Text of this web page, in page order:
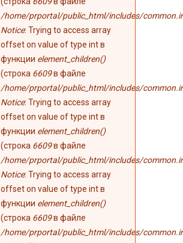
/home/prportal/public_html/includes/
Notice: Trying to access array
offset on value of type int в
функции element_children()
(строка 6609в файле
/home/prportal/public_html/includes/
Notice: Trying to access array
offset on value of type int в
функции element_children()
(строка 6609в файле
/home/prportal/public_html/includes/
Notice: Trying to access array
offset on value of type int в
функции element_children()
(строка 6609в файле
/home/prportal/public_html/includes/